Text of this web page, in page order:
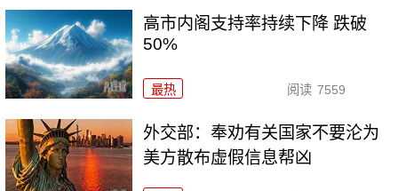
高市内阁支持率持续下降 跌破
50%
最热 阅读 7559
外交部：奉劝有关国家不要沦为
美方散布虚假信息帮凶